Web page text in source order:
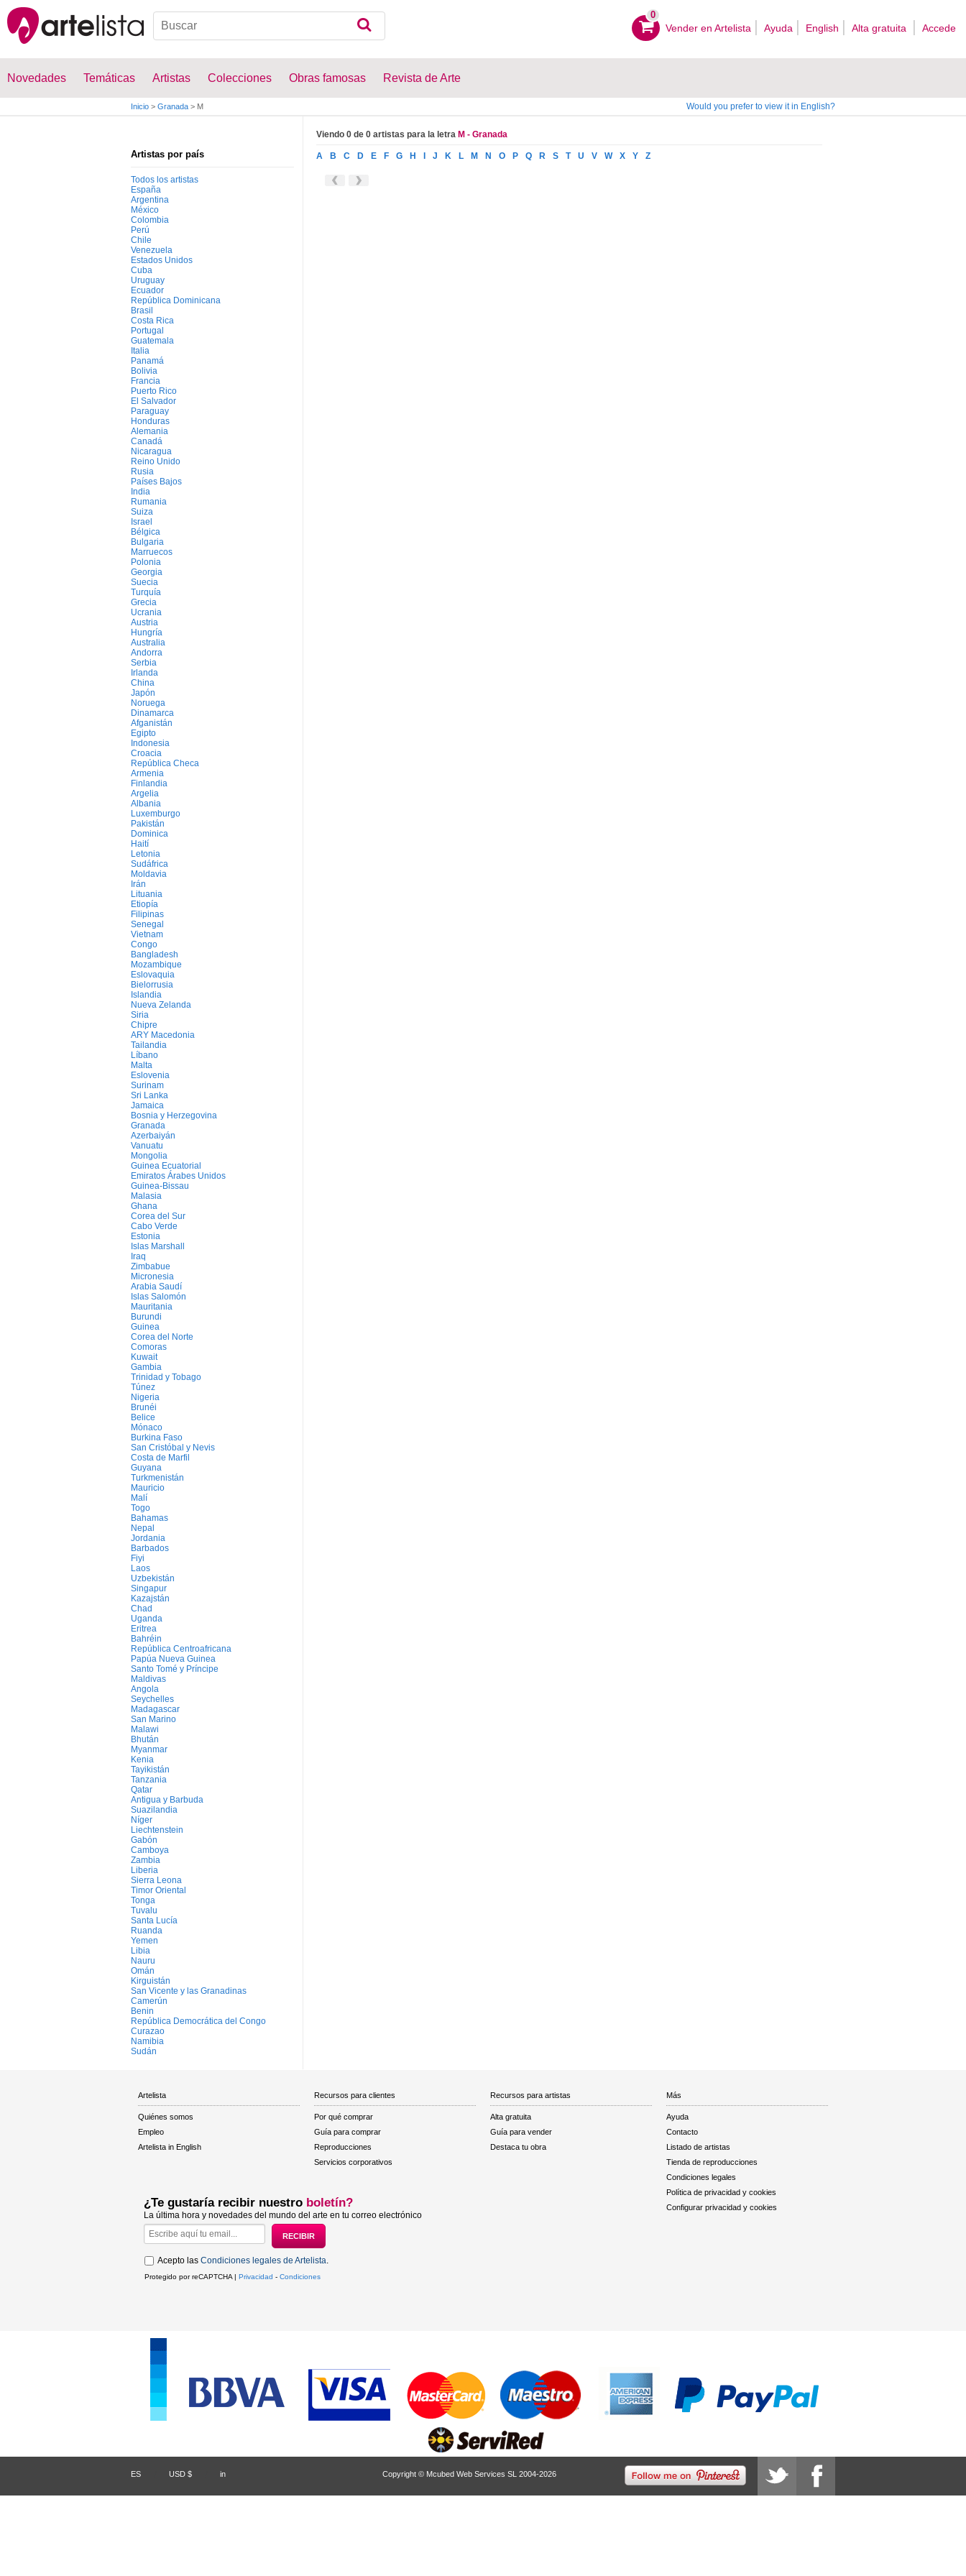
0
Vender en Artelista Ayuda English Alta gratuita Accede
Novedades Temáticas Artistas Colecciones Obras famosas Revista de Arte
Inicio > Granada > M Would you prefer to view it in English?
Artistas por país
Todos los artistas
España
Argentina
México
Colombia
Perú
Chile
Venezuela
Estados Unidos
Cuba
Uruguay
Ecuador
República Dominicana
Brasil
Costa Rica
Portugal
Guatemala
Italia
Panamá
Bolivia
Francia
Puerto Rico
El Salvador
Paraguay
Honduras
Alemania
Canadá
Nicaragua
Reino Unido
Rusia
Países Bajos
India
Rumania
Suiza
Israel
Bélgica
Bulgaria
Marruecos
Polonia
Georgia
Suecia
Turquía
Grecia
Ucrania
Austria
Hungría
Australia
Andorra
Serbia
Irlanda
China
Japón
Noruega
Dinamarca
Afganistán
Egipto
Indonesia
Croacia
República Checa
Armenia
Finlandia
Argelia
Albania
Luxemburgo
Pakistán
Dominica
Haití
Letonia
Sudáfrica
Moldavia
Irán
Lituania
Etiopía
Filipinas
Senegal
Vietnam
Congo
Bangladesh
Mozambique
Eslovaquia
Bielorrusia
Islandia
Nueva Zelanda
Siria
Chipre
ARY Macedonia
Tailandia
Líbano
Malta
Eslovenia
Surinam
Sri Lanka
Jamaica
Bosnia y Herzegovina
Granada
Azerbaiyán
Vanuatu
Mongolia
Guinea Ecuatorial
Emiratos Árabes Unidos
Guinea-Bissau
Malasia
Ghana
Corea del Sur
Cabo Verde
Estonia
Islas Marshall
Iraq
Zimbabue
Micronesia
Arabia Saudí
Islas Salomón
Mauritania
Burundi
Guinea
Corea del Norte
Comoras
Kuwait
Gambia
Trinidad y Tobago
Túnez
Nigeria
Brunéi
Belice
Mónaco
Burkina Faso
San Cristóbal y Nevis
Costa de Marfil
Guyana
Turkmenistán
Mauricio
Malí
Togo
Bahamas
Nepal
Jordania
Barbados
Fiyi
Laos
Uzbekistán
Singapur
Kazajstán
Chad
Uganda
Eritrea
Bahréin
República Centroafricana
Papúa Nueva Guinea
Santo Tomé y Príncipe
Maldivas
Angola
Seychelles
Madagascar
San Marino
Malawi
Bhután
Myanmar
Kenia
Tayikistán
Tanzania
Qatar
Antigua y Barbuda
Suazilandia
Níger
Liechtenstein
Gabón
Camboya
Zambia
Liberia
Sierra Leona
Timor Oriental
Tonga
Tuvalu
Santa Lucía
Ruanda
Yemen
Libia
Nauru
Omán
Kirguistán
San Vicente y las Granadinas
Camerún
Benin
República Democrática del Congo
Curazao
Namibia
Sudán
Viendo 0 de 0 artistas para la letra M - Granada
A B C D E F G H J K L M N O P Q R S T U V W X Y Z
Artelista
Quiénes somos
Empleo
Artelista in English
Recursos para clientes
Por qué comprar
Guía para comprar
Reproducciones
Servicios corporativos
Recursos para artistas
Alta gratuita
Guía para vender
Destaca tu obra
Más
Ayuda
Contacto
Listado de artistas
Tienda de reproducciones
Condiciones legales
Política de privacidad y cookies
Configurar privacidad y cookies
¿Te gustaría recibir nuestro boletín?
La última hora y novedades del mundo del arte en tu correo electrónico
Acepto las Condiciones legales de Artelista.
Protegido por reCAPTCHA | Privacidad - Condiciones
ES USD $ in Copyright © Mcubed Web Services SL 2004-2026